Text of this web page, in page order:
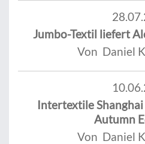
Jumbo-Textil liefert
Von Daniel
Intertextile
Autumn
Von Daniel